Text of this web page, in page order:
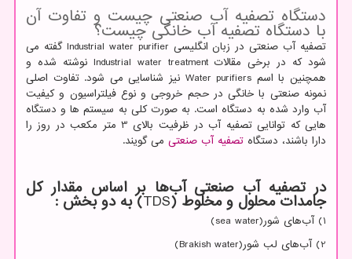
دستگاه تصفیه آب صنعتی چیست و تفاوت آن
با دستگاه تصفیه آب خانگی چیست؟
تصفیه آب صنعتی در زبان انگلیسی Industrial water purifier گفته می
شود که در برخی مقالاتIndustrial water treatment نوشته شده و
همچنین با اسم Water purifiers نیز شناسایی می شود. تفاوت اصلی
نمونه صنعتی با خانگی در حجم خروجی و نوع فیلتراسیون و کیفیت
آب وارد شده به دستگاه است. به صورت کلی به سیستم ها و دستگاه
هایی که توانایی تصفیه آب در ظرفیت بالای 3 متر مکعب در روز را
دارا باشند، دستگاه تصفیه آب صنعتی می گویند.
در تصفیه آب صنعتی آب‌ها بر اساس مقدار کل
جامدات محلول و مخلوط (TDS) به دو بخش :
1) آب‌های شور( sea water
)
2) آب‌های لب شور(
Brakish water
)